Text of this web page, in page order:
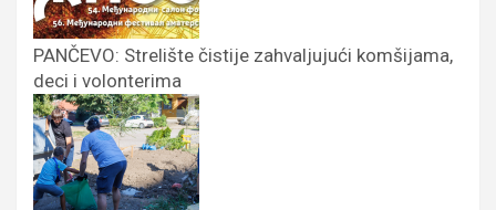
PANČEVO: Strelište čistije zahvaljujući komšijama,
deci i volonterima